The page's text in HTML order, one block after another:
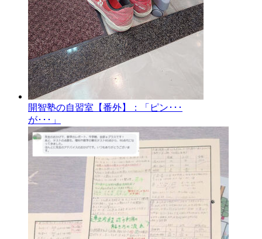
開智塾の自習室【番外】：「ピン･･･
が･･･」